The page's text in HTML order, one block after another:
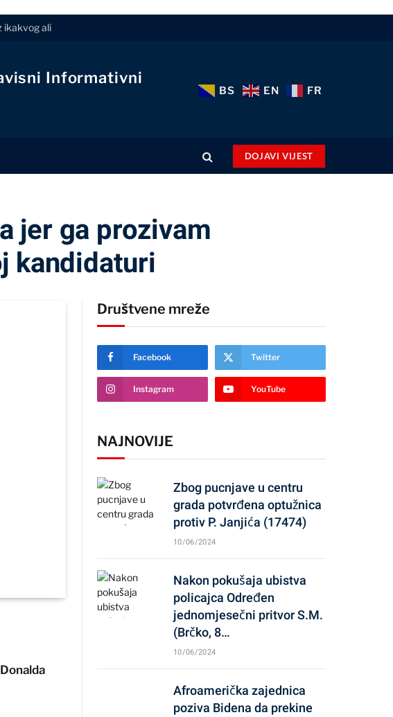
ikakvog ali
Informativni
BS EN FR
DOJAVI VIJEST
jer ga prozivam
kandidaturi
Društvene mreže
Facebook Twitter
Instagram YouTube
NAJNOVIJE
Zbog pucnjave u centru
grada potvrđena optužnica
protiv P. Janjića (17474)
10/06/2024
Nakon pokušaja ubistva
policajca Određen
jednomjesečni pritvor S.M.
(Brčko, 8…
10/06/2024
Afroamerička zajednica
poziva Bidena da prekine